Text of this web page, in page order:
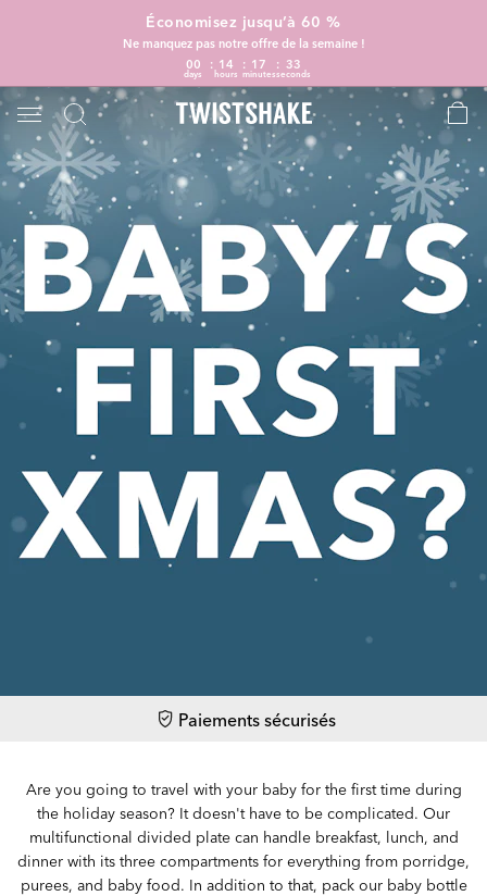
Économisez jusqu’à 60 %
Ne manquez pas notre offre de la semaine !
00
days
14
hours
17
minutes
33
seconds
Paiements sécurisés
Are you going to travel with your baby for the first time during
the holiday season? It doesn't have to be complicated. Our
multifunctional divided plate can handle breakfast, lunch, and
dinner with its three compartments for everything from porridge,
purees, and baby food. In addition to that, pack our baby bottle